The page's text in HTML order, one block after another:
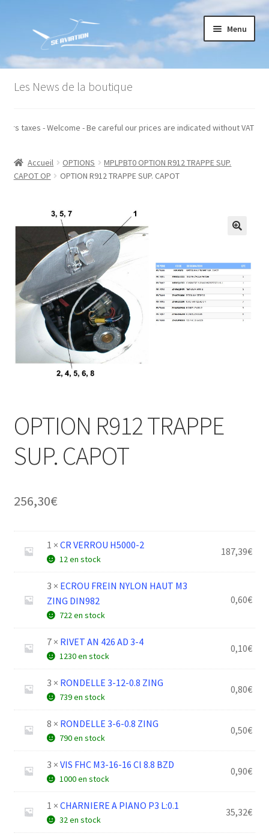
la
navigation
contenu
Menu
Accueil
Conditions générales de vente
Mon compte
Panier
Recommandations techniques
Les News de la boutique
hors taxes - Welcome - Be careful our prices are indicated without
Accueil OPTIONS
MPLPBT0 OPTION R912 TRAPPE SUP.
CAPOT OP
OPTION R912 TRAPPE SUP. CAPOT
OPTION R912 TRAPPE
SUP. CAPOT
256,30€
1 × CR VERROU H5000-2
12 en stock
187,39€
3 × ECROU FREIN NYLON HAUT M3
ZING DIN982
722 en stock
0,60€
7 × RIVET AN 426 AD 3-4
1230 en stock
0,10€
3 × RONDELLE 3-12-0.8 ZING
739 en stock
0,80€
8 × RONDELLE 3-6-0.8 ZING
790 en stock
0,50€
3 × VIS FHC M3-16-16 Cl 8.8 BZD
1000 en stock
0,90€
1 × CHARNIERE A PIANO P3 L:0.1
32 en stock
35,32€